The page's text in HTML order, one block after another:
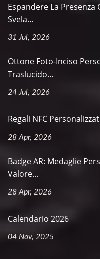
Espandere La Presenza
Svela...
31 Jul, 2026
Ottone Foto-Inciso
Traslucido...
24 Jul, 2026
Regali NFC
28 Apr, 2026
Badge AR: Medaglie
Valore...
28 Apr, 2026
Calendario 2026
04 Nov, 2025